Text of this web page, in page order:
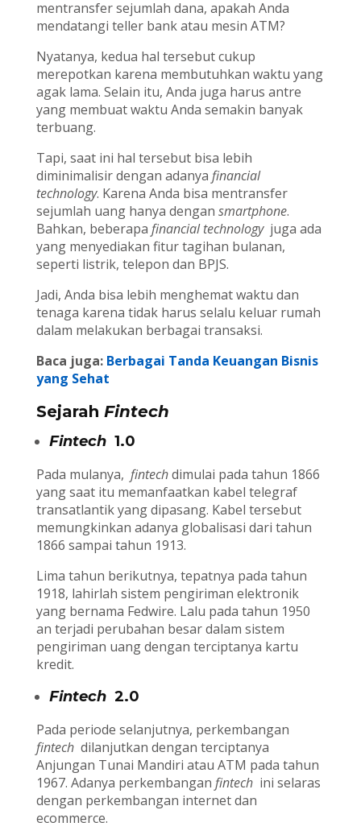
mentransfer sejumlah dana, apakah Anda
mendatangi teller bank atau mesin ATM?
Nyatanya, kedua hal tersebut cukup
merepotkan karena membutuhkan waktu yang
agak lama. Selain itu, Anda juga harus antre
yang membuat waktu Anda semakin banyak
terbuang.
Tapi, saat ini hal tersebut bisa lebih
diminimalisir dengan adanya financial
technology. Karena Anda bisa mentransfer
sejumlah uang hanya dengan smartphone.
Bahkan, beberapa financial technology juga ada
yang menyediakan fitur tagihan bulanan,
seperti listrik, telepon dan BPJS.
Jadi, Anda bisa lebih menghemat waktu dan
tenaga karena tidak harus selalu keluar rumah
dalam melakukan berbagai transaksi.
Baca juga: Berbagai Tanda Keuangan Bisnis
yang Sehat
Sejarah Fintech
Fintech 1.0
Pada mulanya, fintechdimulai pada tahun 1866
yang saat itu memanfaatkan kabel telegraf
transatlantik yang dipasang. Kabel tersebut
memungkinkan adanya globalisasi dari tahun
1866 sampai tahun 1913.
Lima tahun berikutnya, tepatnya pada tahun
1918, lahirlah sistem pengiriman elektronik
yang bernama Fedwire. Lalu pada tahun 1950
an terjadi perubahan besar dalam sistem
pengiriman uang dengan terciptanya kartu
kredit.
Fintech 2.0
Pada periode selanjutnya, perkembangan
fintech dilanjutkan dengan terciptanya
Anjungan Tunai Mandiri atau ATM pada tahun
1967. Adanya perkembangan fintech ini selaras
dengan perkembangan internet dan
ecommerce.